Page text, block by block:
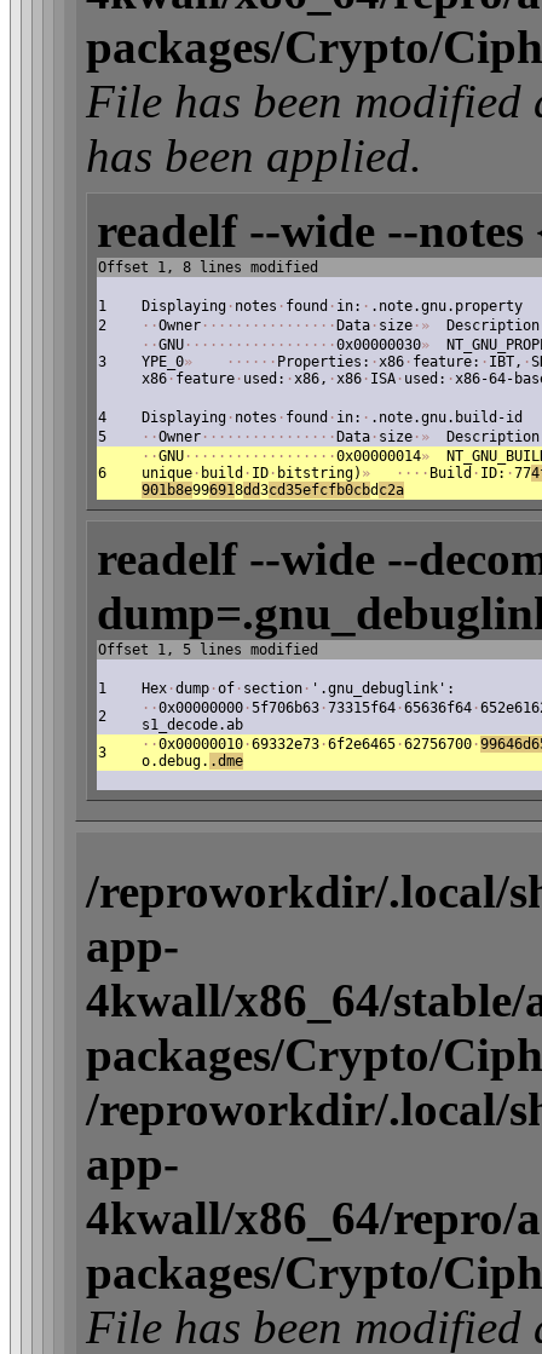
packages/Crypto/
File has been
has been applied.
readelf --wide --notes
Offset 1, 8 lines modified
1 Displaying · notes · found · in: · .note.gnu.property
2
· ·Owner · · · · · · · · · · · · · · · · Data · size · » Description
3
· ·GNU · · · · · · · · · · · · · · · · · ·0x00000030»
YPE_0» · · · · · · Properties: ·x86 · feature: · IBT, ·
x86 · feature · used: ·x86, ·x86 · ISA · used: ·x86-64-
4 Displaying · notes · found · in: · .note.gnu.build-id
5
· ·Owner · · · · · · · · · · · · · · · · Data · size · » Description
6
· ·GNU · · · · · · · · · · · · · · · · · ·0x00000014»
unique · build · ID · bitstring) » · · · · Build · ID: ·77
901b8e996918dd3cd35efcfb0cbd c2a
readelf --wide --
Offset 1, 5 lines modified
1 Hex ·dump ·of · section · '.gnu_debuglink':
2
· ·0x00000000 ·5f706b63 ·73315f64 ·65636f64 ·
s1_decode.ab
3
· ·0x00000010 ·69332e73 ·6f2e6465 ·62756700 ·
o.debug. .dme
/reproworkdir/.local/
app-
4kwall/x86_64/
packages/Crypto/
/reproworkdir/.local/
app-
4kwall/x86_64/repro/
packages/Crypto/
File has been